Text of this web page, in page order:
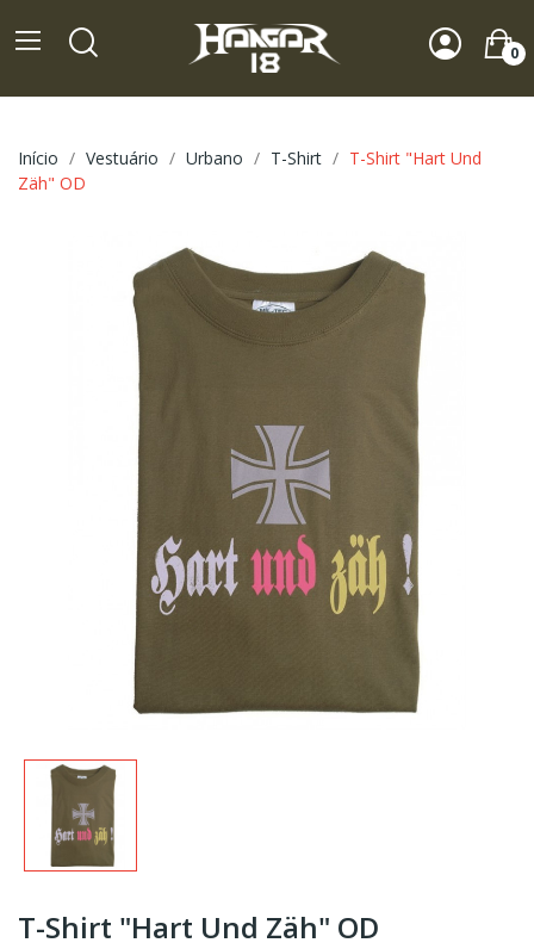
0
Início Vestuário Urbano T-Shirt
T-Shirt "Hart Und
Zäh" OD
T-Shirt "Hart Und Zäh" OD